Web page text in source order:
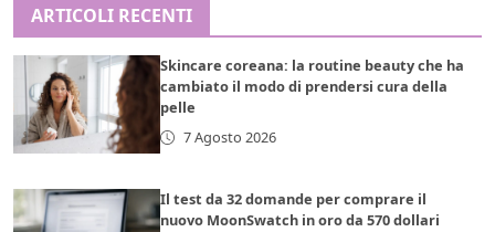
ARTICOLI RECENTI
Skincare coreana: la routine beauty che ha
cambiato il modo di prendersi cura della
pelle
7 Agosto 2026
Il test da 32 domande per comprare il
nuovo MoonSwatch in oro da 570 dollari